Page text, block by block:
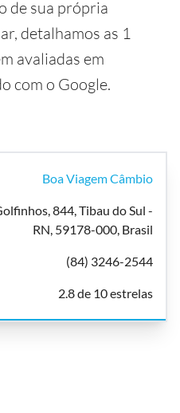
de sua própria
detalhamos as 1
avaliadas em
com o Google.
Boa Viagem Câmbio
844, Tibau do Sul -
RN, 59178-000, Brasil
(84) 3246-2544
2.8 de 10 estrelas